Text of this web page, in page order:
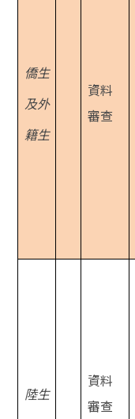
僑生
及外
籍生
資料
審查
陸生
資料
審查